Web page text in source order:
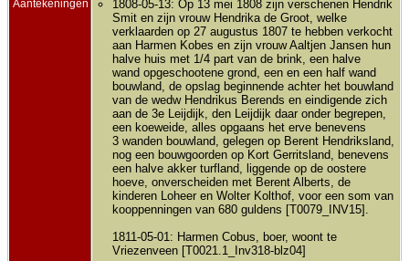
Aantekeningen
1808-05-13: Op 13 mei 1808 zijn verschenen Hendrik
Smit en zijn vrouw Hendrika de Groot, welke
verklaarden op 27 augustus 1807 te hebben verkocht
aan Harmen Kobes en zijn vrouw Aaltjen Jansen hun
halve huis met 1/4 part van de brink, een halve
wand opgeschootene grond, een en een half wand
bouwland, de opslag beginnende achter het bouwland
van de wedw Hendrikus Berends en eindigende zich
aan de 3e Leijdijk, den Leijdijk daar onder begrepen,
een koeweide, alles opgaans het erve benevens
3 wanden bouwland, gelegen op Berent Hendriksland,
nog een bouwgoorden op Kort Gerritsland, benevens
een halve akker turfland, liggende op de oostere
hoeve, onverscheiden met Berent Alberts, de
kinderen Loheer en Wolter Kolthof, voor een som van
kooppenningen van 680 guldens [T0079_INV15].
1811-05-01: Harmen Cobus, boer, woont te
Vriezenveen [T0021.1_Inv318-blz04]